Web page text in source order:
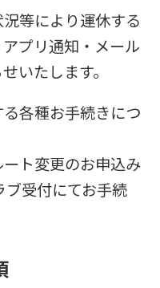
等により運休する
プリ通知・メール
いたします。
各種お手続きにつ
ト変更のお申込み
受付にてお手続